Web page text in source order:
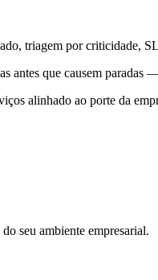
triagem por criticidade,
antes que causem paradas
alinhado ao porte da
seu ambiente empresarial.